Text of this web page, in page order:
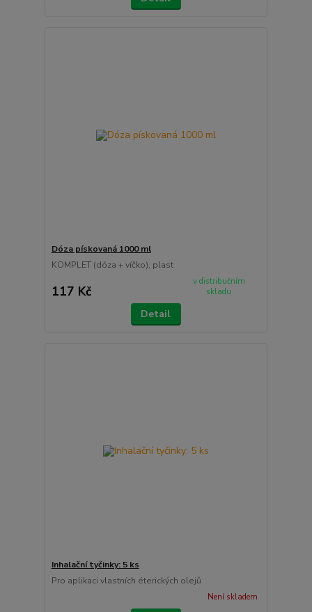
Dóza pískovaná 1000 ml
KOMPLET (dóza + víčko), plast
117 Kč
v distribučním
skladu
Detail
Inhalační tyčinky: 5 ks
Pro aplikaci vlastních éterických olejů
Není skladem